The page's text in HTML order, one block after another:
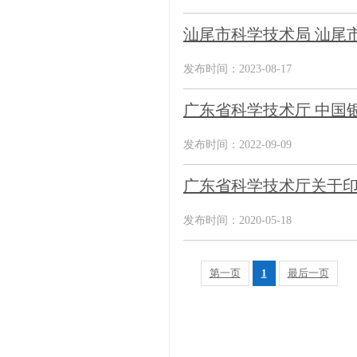
汕尾市科学技术局 汕尾
发布时间：2023-08-17
广东省科学技术厅 中国
发布时间：2022-09-09
广东省科学技术厅关于
发布时间：2020-05-18
第一页 1 最后一页